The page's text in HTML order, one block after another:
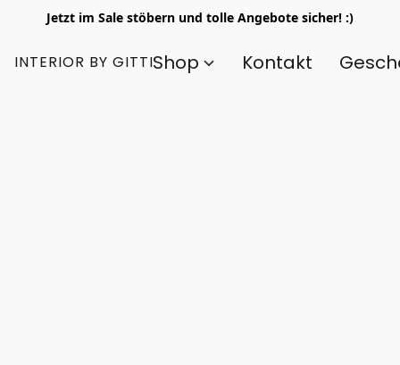
Jetzt im Sale stöbern und tolle Angebote sicher! :)
INTERIOR BY GITTIShop Kontakt